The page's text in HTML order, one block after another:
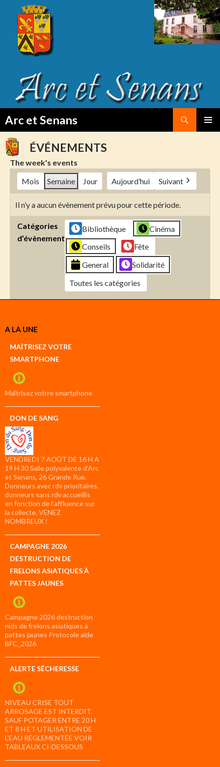
Arc et Senans
TO
CONTENTÉVÉNEMENTS
The week's events
Mois
Semaine Jour Aujourd’hui Suivant
Il n’y a aucun évènement prévu pour cette période.
Catégories
d’évènement
Bibliothèque
Cinéma
Conseils
Fête
General
Solidarité
Toutes les catégories
Créer
compte
compte
A LA UNE
MAÎTRISEZ VOTRE
SMARTPHONE
Maîtrisez votrre smartphone
DON DE SANG
VENDREDI 7 AOÛT DE 16 H A
19 H 30 Salle polyvalente d’Arc
et Senans, 26 Grande Rue.
Donneurs avec rdv prioritaires,
donneurs sans rdv accueillis
en fonction de l’affluence sur
la collecte. VENEZ
NOMBREUX !
CAMPAGNE 2026
DESTRUCTION DE
FRELONS ASIATIQUES À
PATTES JAUNES
Campagne 2026 destruction
nids de frelons asiatiques à
pattes jaunes Protocole aide
BFC_2026
ALERTE SÉCHERESSE
NIVEAU CRISE TOUT
ARROSAGE EST INTERDIT,
SAUF POTAGER ENTRE 20 H
ET 8 H ET UTILISATION DE
L’EAU RÉGLEMENTÉE VOIR
TABLEAUX CI-DESSOUS